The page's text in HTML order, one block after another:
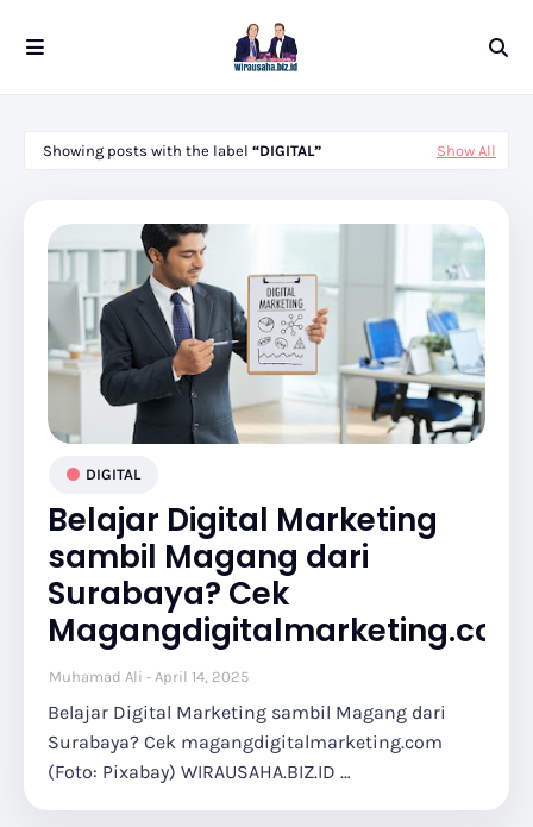
Showing posts with the label DIGITAL Show All
DIGITAL
Belajar Digital Marketing
sambil Magang dari
Surabaya? Cek
Magangdigitalmarketing.com
Muhamad Ali April 14, 2025
Belajar Digital Marketing sambil Magang dari
Surabaya? Cek magangdigitalmarketing.com
(Foto: Pixabay) WIRAUSAHA.BIZ.ID …